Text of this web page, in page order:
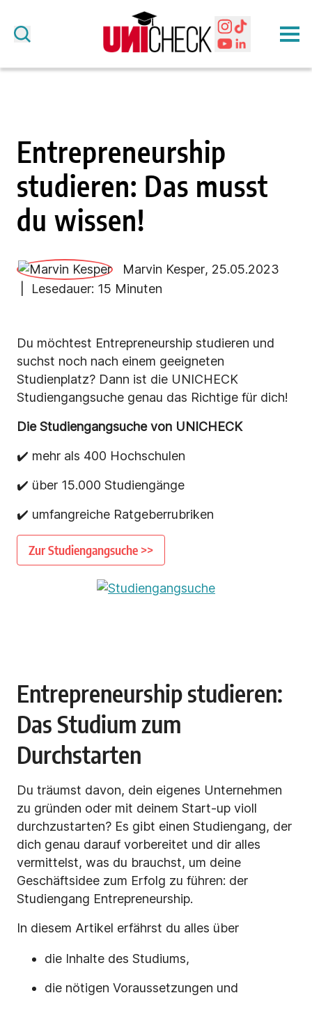
Entrepreneurship
studieren: Das musst
du wissen!
Marvin Kesper, 25.05.2023
| Lesedauer: 15 Minuten
Du möchtest Entrepreneurship studieren und
suchst noch nach einem geeigneten
Studienplatz? Dann ist die UNICHECK
Studiengangsuche genau das Richtige für dich!
Die Studiengangsuche von UNICHECK
✔️ mehr als 400 Hochschulen
✔️ über 15.000 Studiengänge
✔️ umfangreiche Ratgeberrubriken
Zur Studiengangsuche >>
Entrepreneurship studieren:
Das Studium zum
Durchstarten
Du träumst davon, dein eigenes Unternehmen
zu gründen oder mit deinem Start-up violl
durchzustarten? Es gibt einen Studiengang, der
dich genau darauf vorbereitet und dir alles
vermittelst, was du brauchst, um deine
Geschäftsidee zum Erfolg zu führen: der
Studiengang Entrepreneurship.
In diesem Artikel erfährst du alles über
die Inhalte des Studiums,
die nötigen Voraussetzungen und